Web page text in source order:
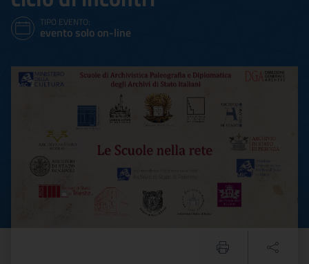
TIPO EVENTO:
evento solo on-line
Rete delle scuole di